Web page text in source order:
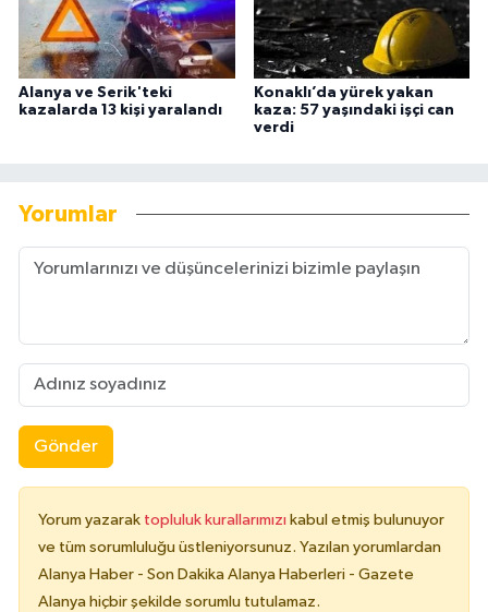
Alanya ve Serik'teki
kazalarda 13 kişi yaralandı
Konaklı’da yürek yakan
kaza: 57 yaşındaki işçi can
verdi
Yorumlar
Gönder
Yorum yazarak topluluk kurallarımızı kabul etmiş bulunuyor
ve tüm sorumluluğu üstleniyorsunuz. Yazılan yorumlardan
Alanya Haber - Son Dakika Alanya Haberleri - Gazete
Alanya hiçbir şekilde sorumlu tutulamaz.